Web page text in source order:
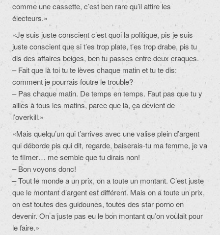
comme une cassette, c’est ben rare qu’il attire les
électeurs.»
«Je suis juste conscient c’est quoi la politique, pis je suis
juste conscient que si t’es trop plate, t’es trop drabe, pis tu
dis des affaires beiges, ben tu passes entre deux craques.
– Fait que là toi tu te lèves chaque matin et tu te dis:
comment je pourrais foutre le trouble?
– Pas chaque matin. De temps en temps. Faut pas que tu y
ailles à tous les matins, parce que là, ça devient de
l’overkill.»
«Mais quelqu’un qui t’arrives avec une valise plein d’argent
qui déborde pis qui dit, regarde, baiserais-tu ma femme, je va
te filmer… me semble que tu dirais non!
– Bon voyons donc!
– Tout le monde a un prix, on a toute un montant. C’est juste
que le montant d’argent est différent. Mais on a toute un prix,
on est toutes des guidounes, toutes des star porno en
devenir. On a juste pas eu le bon montant qu’on voulait pour
le faire.»